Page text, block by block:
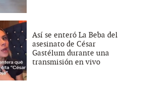
Así se enteró La Beba del
asesinato de César
Gastélum durante una
transmisión en vivo